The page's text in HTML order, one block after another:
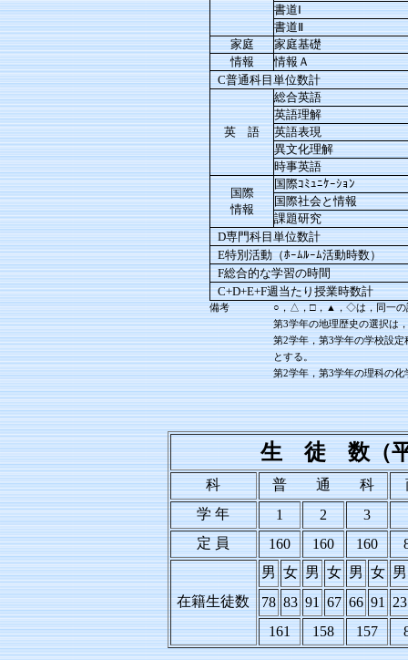
書道Ⅰ
書道Ⅱ
家庭
家庭基礎
情報
情報Ａ
C普通科目単位数計
英 語
総合英語
英語理解
英語表現
異文化理解
時事英語
国際
情報
国際ｺﾐｭﾆｹｰｼｮﾝ
国際社会と情報
課題研究
D専門科目単位数計
E特別活動（ﾎｰﾑﾙｰﾑ活動時数）
F総合的な学習の時間
C+D+E+F週当たり授業時数計
備考
○，△，□，▲，◇は，同一の
第3学年の地理歴史の選択は
第2学年，第3学年の学校設
とする。
第2学年，第3学年の理科の
生 徒 数（平
科 普 通 科
学 年
1 2 3
定 員
160 160 160
在籍生徒数
男 女 男 女 男 女 男
78 83 91 67 66 91 23
161
158 157